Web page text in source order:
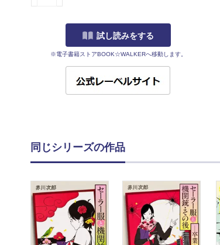
試し読みをする
※電子書籍ストアBOOK☆WALKERへ移動します。
同じシリーズの作品